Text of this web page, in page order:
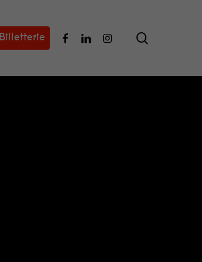
Billetterie FacebookLinkedinInstagram